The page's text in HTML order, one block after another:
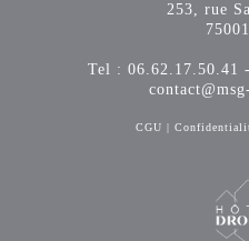
253, rue
Tel : 06.62.17.50.41
CGU |